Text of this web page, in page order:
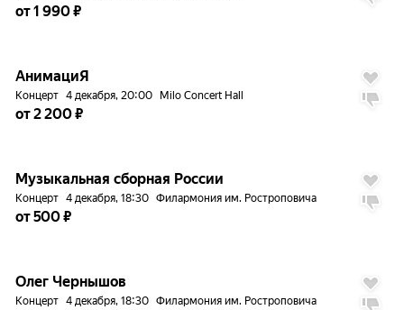
от 1 990 ₽
АнимациЯ
Концерт 4 декабря, 20:00 Milo Concert Hall
от 2 200 ₽
Музыкальная сборная России
Концерт 4 декабря, 18:30 Филармония им. Ростроповича
от 500 ₽
Олег Чернышов
Концерт 4 декабря, 18:30 Филармония им. Ростроповича